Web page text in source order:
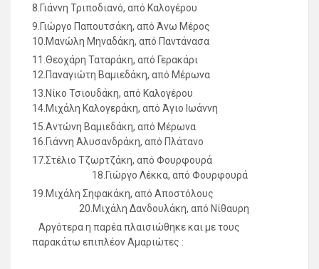
8.Γιάννη Τριποδιανό, από Καλογέρου
9.Γιώργο Παπουτσάκη, από Άνω Μέρος
10.Μανώλη Μηναδάκη, από Παντάνασα
11.Θεοχάρη Ταταράκη, από Γερακάρι
12.Παναγιώτη Βαμιεδάκη, από Μέρωνα
13.Νίκο Τσιουδάκη, από Καλογέρου
14.Μιχάλη Καλογεράκη, από Άγιο Ιωάννη
15.Αντώνη Βαμιεδάκη, από Μέρωνα
16.Γιάννη Αλυσανδράκη, από Πλάτανο
17.Στέλιο Τζωρτζάκη, από Φουρφουρά
18.Γιώργο Λέκκα, από Φουρφουρά
19.Μιχάλη Σηφακάκη, από Αποστόλους
20.Μιχάλη Δανδουλάκη, από Νίθαυρη
Αργότερα η παρέα πλαισιώθηκε και με τους
παρακάτω επιπλέον Αμαριώτες :